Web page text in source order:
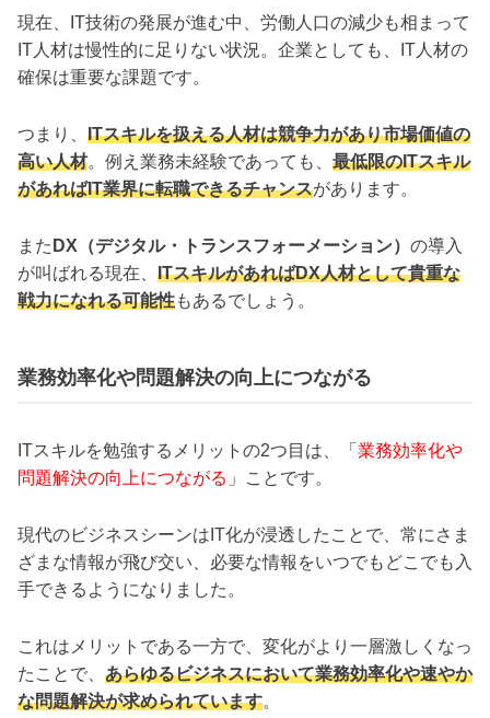
現在、IT技術の発展が進む中、労働人口の減少も相まって
IT人材は慢性的に足りない状況。企業としても、IT人材の
確保は重要な課題です。
つまり、 ITスキルを扱える人材は競争力があり市場価値の
高い人材。例え業務未経験であっても、 最低限のITスキル
があればIT業界に転職できるチャンスがあります。
また DX（デジタル・トランスフォーメーション） の導入
が叫ばれる現在、 ITスキルがあればDX人材として貴重な
戦力になれる可能性もあるでしょう。
業務効率化や問題解決の向上につながる
ITスキルを勉強するメリットの2つ目は、「 業務効率化や
問題解決の向上につながる 」ことです。
現代のビジネスシーンはIT化が浸透したことで、常にさま
ざまな情報が飛び交い、必要な情報をいつでもどこでも入
手できるようになりました。
これはメリットである一方で、変化がより一層激しくなっ
たことで、 あらゆるビジネスにおいて業務効率化や速やか
な問題解決が求められています。